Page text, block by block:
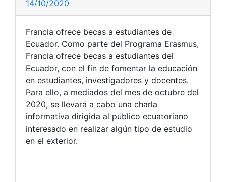
14/10/2020
Francia ofrece becas a estudiantes de
Ecuador. Como parte del Programa Erasmus,
Francia ofrece becas a estudiantes del
Ecuador, con el fin de fomentar la educación
en estudiantes, investigadores y docentes.
Para ello, a mediados del mes de octubre del
2020, se llevará a cabo una charla
informativa dirigida al público ecuatoriano
interesado en realizar algún tipo de estudio
en el exterior.